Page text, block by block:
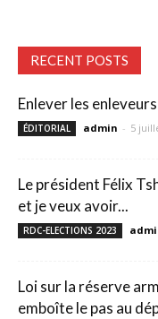
RECENT POSTS
Enlever les
ÉDITORIAL admin - 5
Le président Félix
et je veux avoir...
RDC-ELECTIONS 2023
Loi sur la réserve
emboîte le pas au